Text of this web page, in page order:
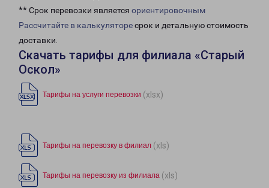
** Срок перевозки является ориентировочным
Рассчитайте в калькуляторесрок и детальную стоимость
доставки.
Скачать тарифы для филиала «Старый
Оскол»
Тарифы на услуги перевозки (xlsx)
Тарифы на перевозку в филиал (xls)
Тарифы на перевозку из филиала (xls)